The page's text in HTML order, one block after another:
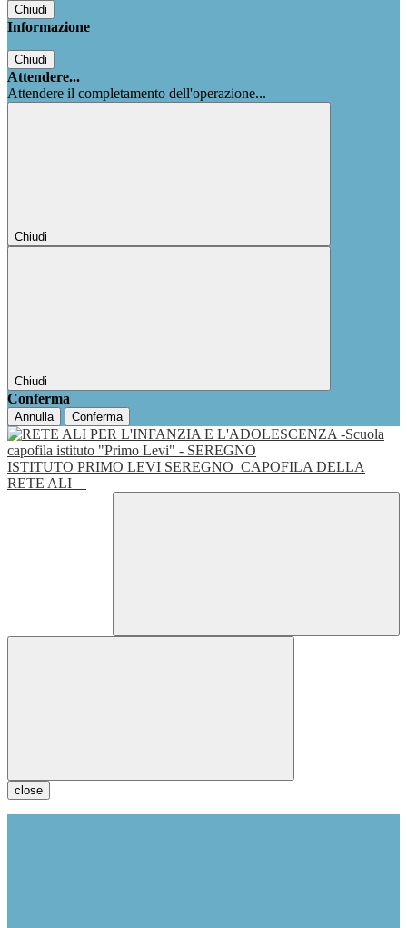
Chiudi
Informazione
Chiudi
Attendere...
Attendere il completamento dell'operazione...
Chiudi
Chiudi
Conferma
Annulla Conferma
ISTITUTO PRIMO LEVI SEREGNO CAPOFILA DELLA
RETE ALI
close